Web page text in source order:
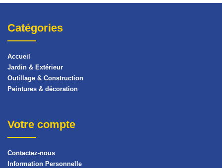
Catégories
Accueil
Jardin & Extérieur
Outillage & Construction
Peintures & décoration
Votre compte
Contactez-nous
Information Personnelle